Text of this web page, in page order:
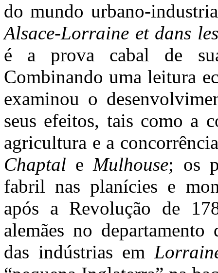
do mundo urbano-
Alsace-Lorraine et dans
é a prova cabal de
Combinando uma leitura
examinou o
seus efeitos, tais como a
agricultura e a
Chaptal eMulhouse; os
fabril nas planícies e
após a Revolução de
alemães no
das indústrias em